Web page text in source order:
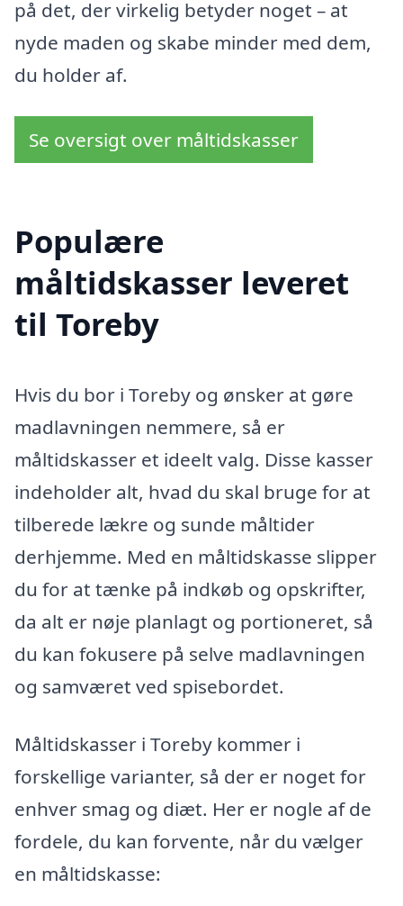
på det, der virkelig betyder noget – at
nyde maden og skabe minder med dem,
du holder af.
Se oversigt over måltidskasser
Populære
måltidskasser leveret
til Toreby
Hvis du bor i Toreby og ønsker at gøre
madlavningen nemmere, så er
måltidskasser et ideelt valg. Disse kasser
indeholder alt, hvad du skal bruge for at
tilberede lækre og sunde måltider
derhjemme. Med en måltidskasse slipper
du for at tænke på indkøb og opskrifter,
da alt er nøje planlagt og portioneret, så
du kan fokusere på selve madlavningen
og samværet ved spisebordet.
Måltidskasser i Toreby kommer i
forskellige varianter, så der er noget for
enhver smag og diæt. Her er nogle af de
fordele, du kan forvente, når du vælger
en måltidskasse: